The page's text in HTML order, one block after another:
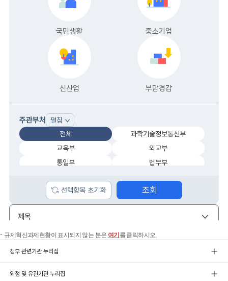
규제혁신과제현황이 표시되지 않는 분은 여기 를 클릭하시오.
정부 관련기관 누리집
외청 및 유관기관 누리집